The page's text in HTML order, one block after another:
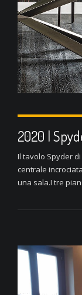
2020 |
Il tavolo Spyder
centrale
una sala.I tre